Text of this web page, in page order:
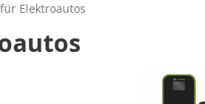
Elektroautos